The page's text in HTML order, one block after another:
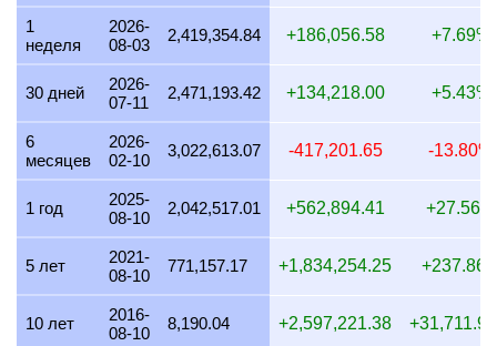
27 июля 2026 2,451,020.41
26 июля 2026
25 июля 2026 2,431,174.09 78,162.25 68,391.97
24 июля 2026 2,441,056.91
23 июля 2026
22 июля 2026 2,491,701.24 80,108.20 70,094.67
21 июля 2026 2,441,056.91
20 июля 2026
19 июля 2026 2,411,646.59 77,534.44 67,842.63
1
неделя
2026-
08-03
2,419,354.84 +186,056.58 +7.69%
30 дней
2026-
07-11
2,471,193.42 +134,218.00 +5.43%
6
месяцев
2026-
02-10
3,022,613.07 -417,201.65 -13.80%
1 год
2025-
08-10
2,042,517.01 +562,894.41 +27.56%
5 лет
2021-
08-10
771,157.17 +1,834,254.25
10 лет
2016-
08-10
8,190.04 +2,597,221.38